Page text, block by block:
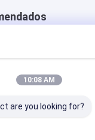
10:08 AM
are you looking for?